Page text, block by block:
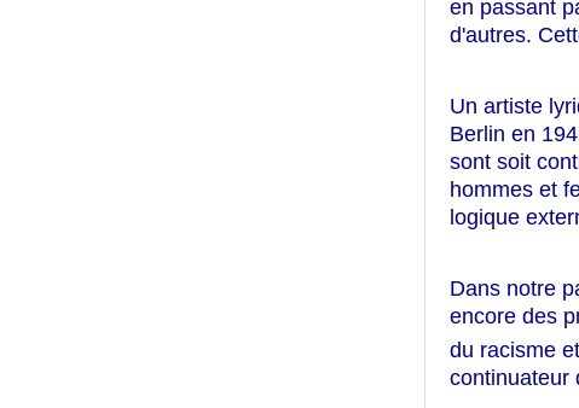
en passant
d'autres.
Un artiste
Berlin en
sont soit
hommes et
logique
Dans notre
encore des
du racisme
continuateur